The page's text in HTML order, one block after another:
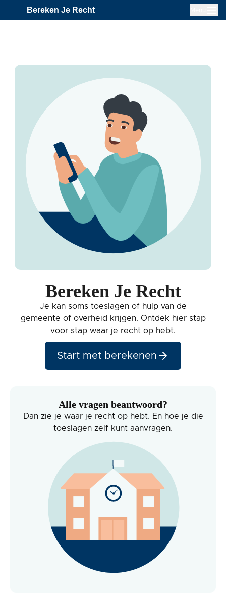
Bereken Je Recht
Bereken Je Recht
Je kan soms toeslagen of hulp van de
gemeente of overheid krijgen. Ontdek hier stap
voor stap waar je recht op hebt.
Start met berekenen
Alle vragen beantwoord?
Dan zie je waar je recht op hebt. En hoe je die
toeslagen zelf kunt aanvragen.